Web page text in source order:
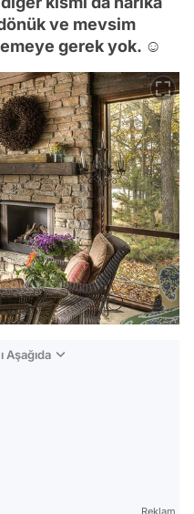
ve mevsim
gerek yok. ☺
Aşağıda